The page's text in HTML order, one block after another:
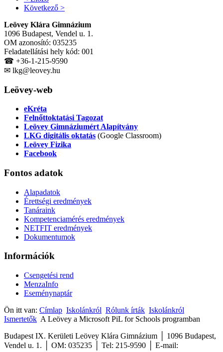
Következő >
Leövey Klára Gimnázium
1096 Budapest, Vendel u. 1.
OM azonosító: 035235
Feladatellátási hely kód: 001
☎ +36-1-215-9590
✉ lkg@leovey.hu
Leövey-web
eKréta
Felnőttoktatási Tagozat
Leövey Gimnáziumért Alapítvány
LKG digitális oktatás (Google Classroom)
Leövey Fizika
Facebook
Fontos adatok
Alapadatok
Érettségi eredmények
Tanáraink
Kompetenciamérés eredmények
NETFIT eredmények
Dokumentumok
Információk
Csengetési rend
MenzaInfo
Eseménynaptár
Ön itt van: Címlap Iskolánkról Rólunk írták Iskolánkról
Ismertetők A Leövey a Microsoft PiL for Schools programban
Budapest IX. Kerületi Leövey Klára Gimnázium │ 1096 Budapest,
Vendel u. 1. │ OM: 035235 │ Tel: 215-9590
E-mail: